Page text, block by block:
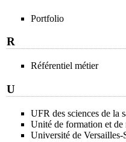
Portfolio
R
Référentiel métier
U
UFR des sciences de la
Unité de formation et de
Université de